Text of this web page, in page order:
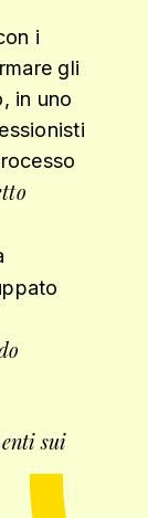
i
gli
in uno
sui